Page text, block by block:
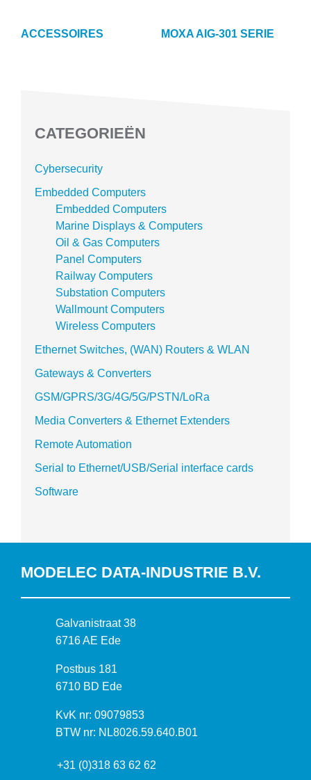
ACCESSOIRES MOXA AIG-301 SERIE
CATEGORIEËN
Cybersecurity
Embedded Computers
Embedded Computers
Marine Displays & Computers
Oil & Gas Computers
Panel Computers
Railway Computers
Substation Computers
Wallmount Computers
Wireless Computers
Ethernet Switches, (WAN) Routers & WLAN
Gateways & Converters
GSM/GPRS/3G/4G/5G/PSTN/LoRa
Media Converters & Ethernet Extenders
Remote Automation
Serial to Ethernet/USB/Serial interface cards
Software
MODELEC DATA-INDUSTRIE B.V.
B
e
o
e
k
a
Galvanistraat 38
6716 AE Ede
P
o
t
a
Postbus 181
6710 BD Ede
I
n
o
KvK nr: 09079853
BTW nr: NL8026.59.640.B01
+31 (0)318 63 62 62